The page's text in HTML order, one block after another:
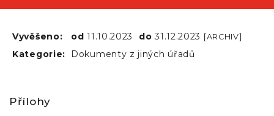
Vyvěšeno: od11.10.2023 do31.12.2023 [ARCHIV]
Kategorie: Dokumenty z jiných úřadů
Přílohy